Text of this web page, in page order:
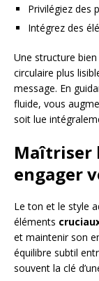
Privilégiez des
Intégrez des
Une structure
circulaire plus
message. En
fluide, vous
soit lue
Maîtriser
engager
Le ton et le style
éléments
et maintenir son
équilibre subtil
souvent la clé